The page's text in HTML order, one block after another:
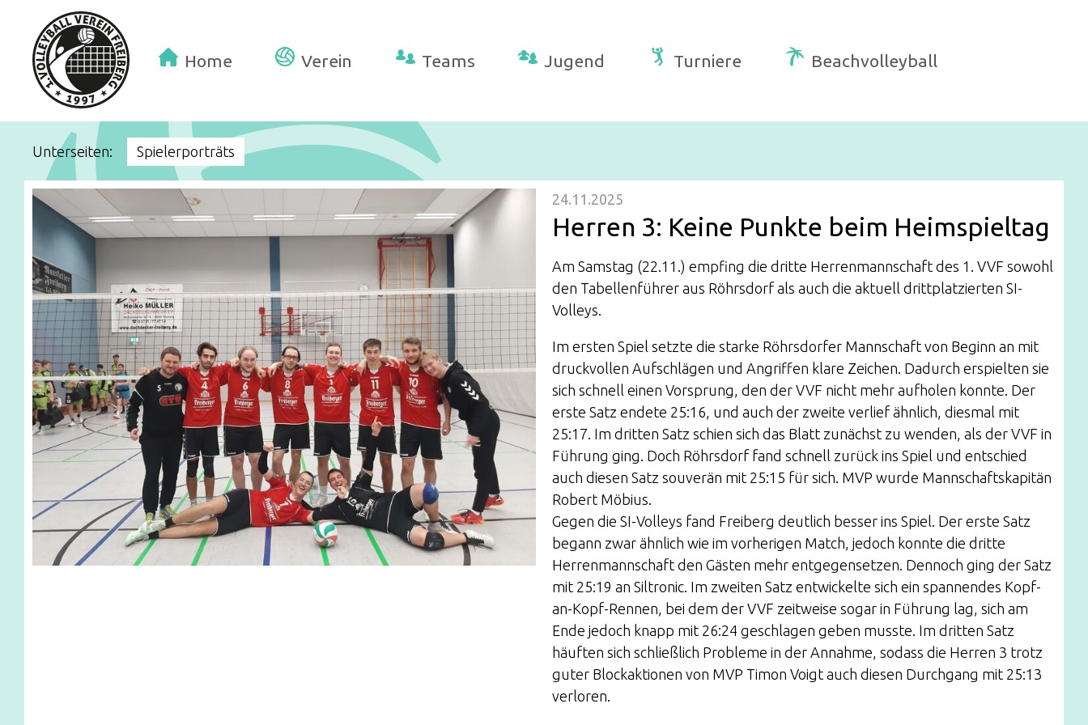
Home Verein Teams Jugend Turniere Beachvolleyball
Unterseiten: Spielerporträts
24.11.2025
Herren 3: Keine Punkte beim Heimspieltag
Am Samstag (22.11.) empfing die dritte Herrenmannschaft des 1. VVF sowohl
den Tabellenführer aus Röhrsdorf als auch die aktuell drittplatzierten SI-
Volleys.
Im ersten Spiel setzte die starke Röhrsdorfer Mannschaft von Beginn an mit
druckvollen Aufschlägen und Angriffen klare Zeichen. Dadurch erspielten sie
sich schnell einen Vorsprung, den der VVF nicht mehr aufholen konnte. Der
erste Satz endete 25:16, und auch der zweite verlief ähnlich, diesmal mit
25:17. Im dritten Satz schien sich das Blatt zunächst zu wenden, als der VVF in
Führung ging. Doch Röhrsdorf fand schnell zurück ins Spiel und entschied
auch diesen Satz souverän mit 25:15 für sich. MVP wurde Mannschaftskapitän
Robert Möbius.
Gegen die SI-Volleys fand Freiberg deutlich besser ins Spiel. Der erste Satz
begann zwar ähnlich wie im vorherigen Match, jedoch konnte die dritte
Herrenmannschaft den Gästen mehr entgegensetzen. Dennoch ging der Satz
mit 25:19 an Siltronic. Im zweiten Satz entwickelte sich ein spannendes Kopf-
an-Kopf-Rennen, bei dem der VVF zeitweise sogar in Führung lag, sich am
Ende jedoch knapp mit 26:24 geschlagen geben musste. Im dritten Satz
häuften sich schließlich Probleme in der Annahme, sodass die Herren 3 trotz
guter Blockaktionen von MVP Timon Voigt auch diesen Durchgang mit 25:13
verloren.